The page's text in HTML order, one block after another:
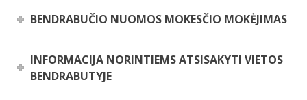
BENDRABUČIO NUOMOS MOKESČIO MOKĖJIMAS
INFORMACIJA NORINTIEMS ATSISAKYTI VIETOS
BENDRABUTYJE